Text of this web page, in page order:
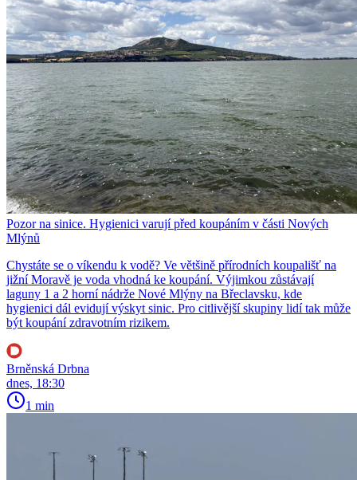
Pozor na sinice. Hygienici varují před koupáním v části Nových
Mlýnů
Chystáte se o víkendu k vodě? Ve většině přírodních koupališť na
jižní Moravě je voda vhodná ke koupání. Výjimkou zůstávají
laguny 1 a 2 horní nádrže Nové Mlýny na Břeclavsku, kde
hygienici dál evidují výskyt sinic. Pro citlivější skupiny lidí tak může
být koupání zdravotním rizikem.
Brněnská Drbna
dnes, 18:30
1 min